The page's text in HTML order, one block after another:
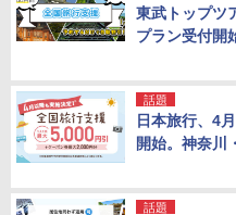
東武トップツ
プラン受付開
話題
日本旅行、4
開始。神奈川
話題